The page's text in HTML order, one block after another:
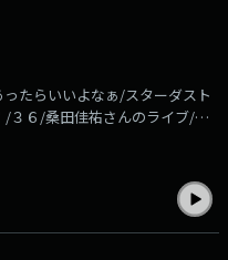
情報に関する質問」を送って
かほかのご飯を食べます。メ
。●ケニア！！佐藤栞里がいつ
のシチュエーション」を送って
ニア欲を高めていきます。メー
たらいいよなぁ/スターダスト
３６/桑田佳祐さんのライブ/臨
週のコーナーは「ほかほか
きいただけます！
7dc4-4ad1-aa4d-
ふつおたを募集しています！